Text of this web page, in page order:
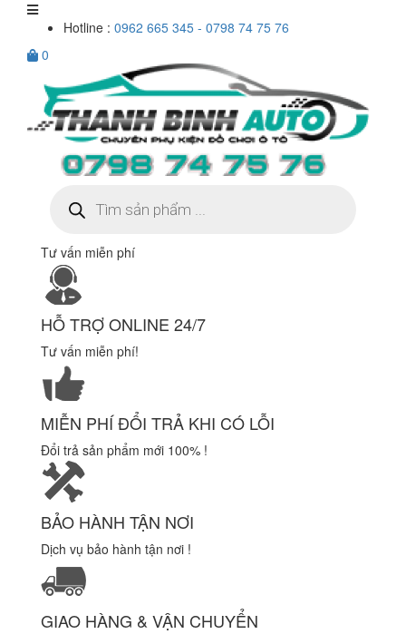
Hotline : 0962 665 345 - 0798 74 75 76
0
kiếm
sản
Tư vấn miễn phí
HỖ TRỢ ONLINE 24/7
Tư vấn miễn phí!
MIỄN PHÍ ĐỔI TRẢ KHI CÓ LỖI
Đổi trả sản phẩm mới 100% !
BẢO HÀNH TẬN NƠI
Dịch vụ bảo hành tận nơi !
GIAO HÀNG & VẬN CHUYỂN